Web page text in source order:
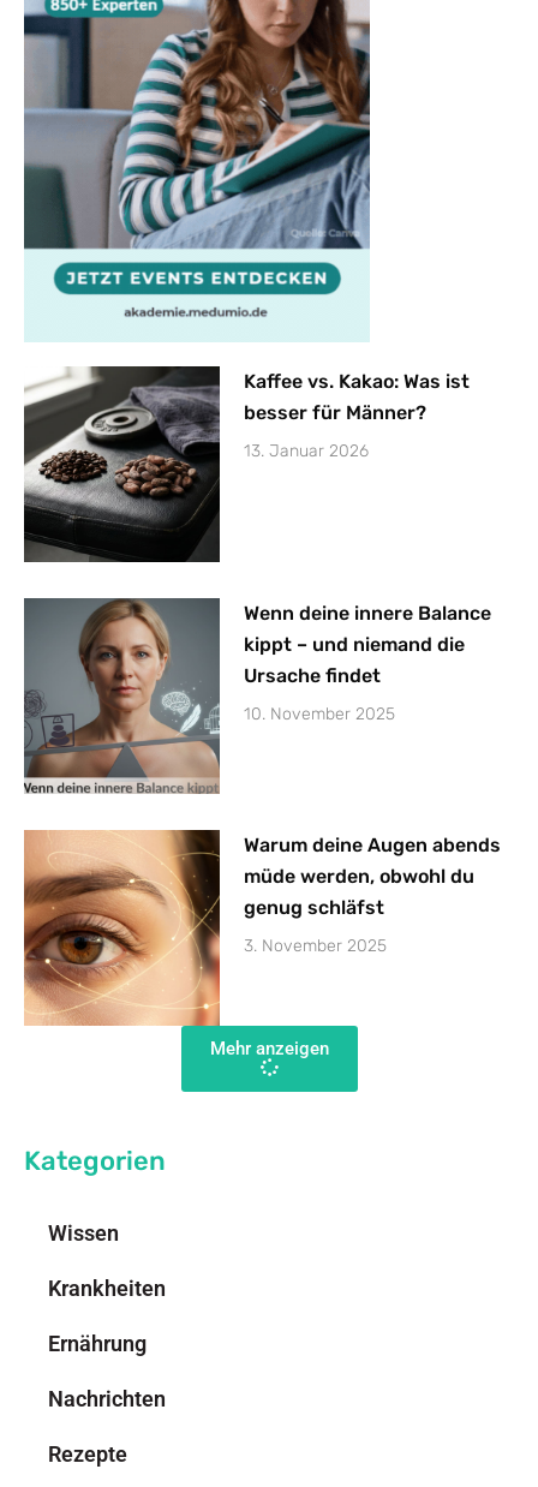
Kaffee vs. Kakao: Was ist
besser für Männer?
13. Januar 2026
Wenn deine innere Balance
kippt – und niemand die
Ursache findet
10. November 2025
Warum deine Augen abends
müde werden, obwohl du
genug schläfst
3. November 2025
Mehr anzeigen
Kategorien
Wissen
Krankheiten
Ernährung
Nachrichten
Rezepte